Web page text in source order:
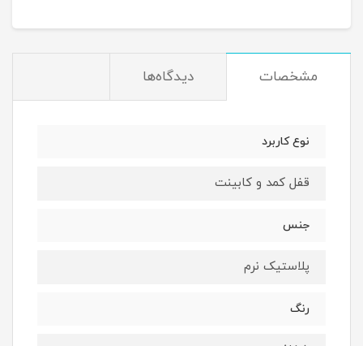
مشخصات دیدگاه‌ها
نوع کاربرد
قفل کمد و کابینت
جنس
پلاستیک نرم
رنگ